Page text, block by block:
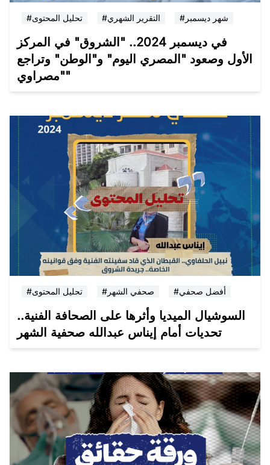
#تحليل المحتوى #التقرير الشهري #شهر ديسمبر
في ديسمبر 2024.. "الشروق" في المركز
الأول وصعود "المصري اليوم" و"الوطن" وتراجع
"مصراوي"
#تحليل المحتوى #صحفي الشهر #أفضل صحفي
السوشيال الميديا وأثرها على الصحافة الفنية..
تحديات أمام إيناس عبدالله صحفية الشهر